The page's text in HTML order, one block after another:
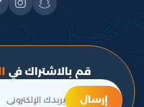
قم بالاشتراك في
إرسال